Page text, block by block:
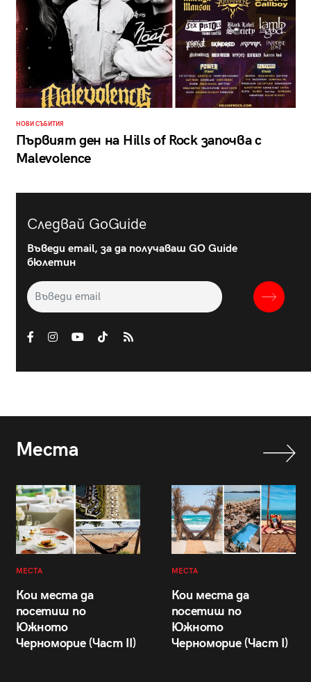
НОВИ СЪБИТИЯ
Първият ден на Hills of Rock започва с
Malevolence
Следвай GoGuide
Въведи email, за да получаваш GO Guide
бюлетин
Места
МЕСТА
Кои места да
посетиш по
Южното
Черноморие (Част II)
МЕСТА
Кои места да
посетиш по
Южното
Черноморие (Част I)